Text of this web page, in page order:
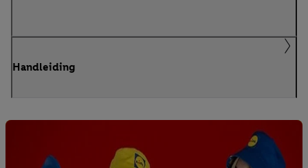
Handleiding